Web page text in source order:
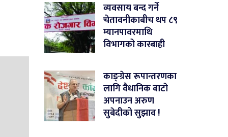
व्यवसाय बन्द गर्ने
चेतावनीकाबीच थप ८९
म्यानपावरमाथि
विभागको कारबाही
काङ्ग्रेस रूपान्तरणका
लागि वैधानिक बाटो
अपनाउन अरुण
सुबेदीको सुझाव !